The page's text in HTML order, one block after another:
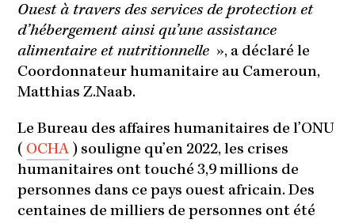
Ouest à travers des services de protection et
d’hébergement ainsi qu’une assistance
alimentaire et nutritionnelle », a déclaré le
Coordonnateur humanitaire au Cameroun,
Matthias Z.Naab.
Le Bureau des affaires humanitaires de l’ONU
( OCHA) souligne qu’en 2022, les crises
humanitaires ont touché 3,9 millions de
personnes dans ce pays ouest africain. Des
centaines de milliers de personnes ont été